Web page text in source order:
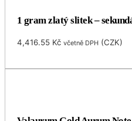
1 gram zlatý slitek –
4,416.55 Kč včetně DPH(CZK)